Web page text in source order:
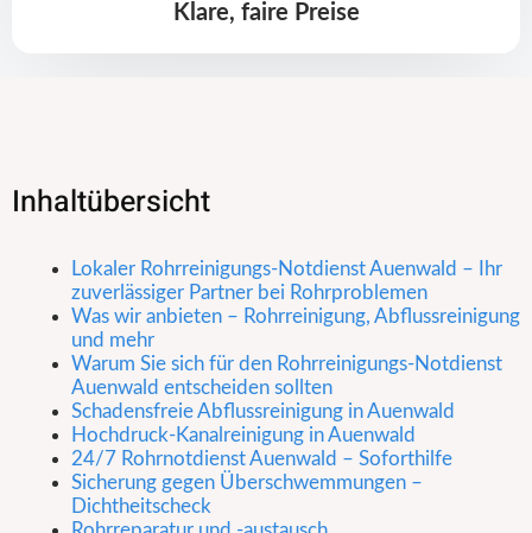
Klare, faire Preise
Inhaltübersicht
Lokaler Rohrreinigungs-Notdienst Auenwald – Ihr
zuverlässiger Partner bei Rohrproblemen
Was wir anbieten – Rohrreinigung, Abflussreinigung
und mehr
Warum Sie sich für den Rohrreinigungs-Notdienst
Auenwald entscheiden sollten
Schadensfreie Abflussreinigung in Auenwald
Hochdruck-Kanalreinigung in Auenwald
24/7 Rohrnotdienst Auenwald – Soforthilfe
Sicherung gegen Überschwemmungen –
Dichtheitscheck